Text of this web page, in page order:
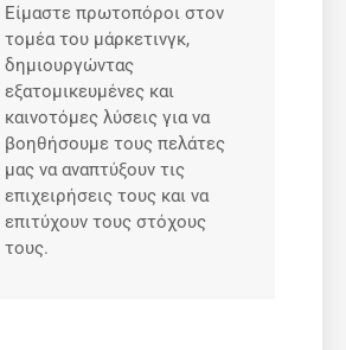
Είμαστε πρωτοπόροι στον
τομέα του μάρκετινγκ,
δημιουργώντας
εξατομικευμένες και
καινοτόμες λύσεις για να
βοηθήσουμε τους πελάτες
μας να αναπτύξουν τις
επιχειρήσεις τους και να
επιτύχουν τους στόχους
τους.